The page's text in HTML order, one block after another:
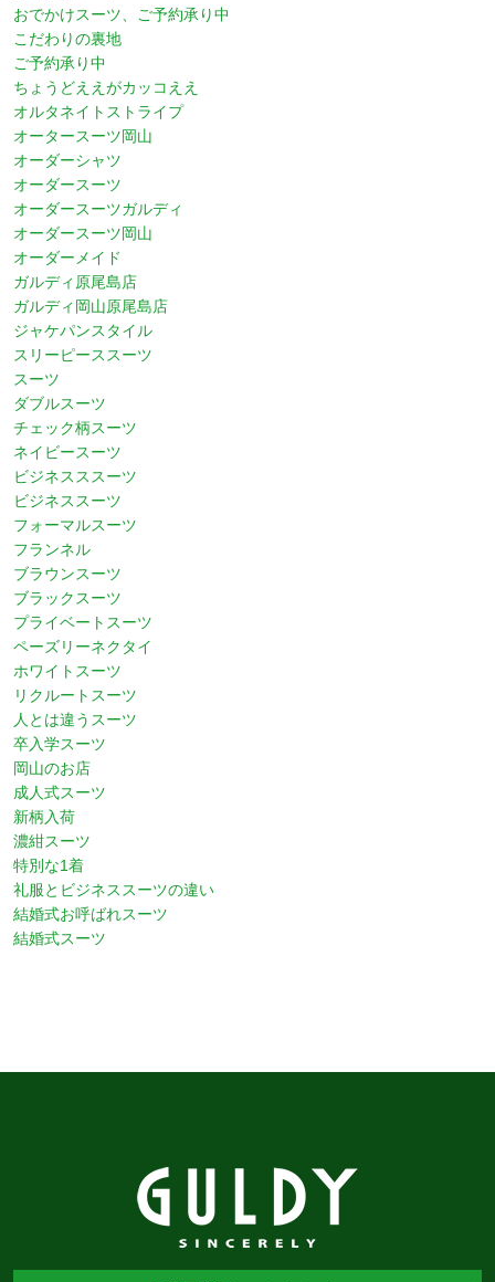
おでかけスーツ、ご予約承り中
こだわりの裏地
ご予約承り中
ちょうどええがカッコええ
オルタネイトストライプ
オータースーツ岡山
オーダーシャツ
オーダースーツ
オーダースーツガルディ
オーダースーツ岡山
オーダーメイド
ガルディ原尾島店
ガルディ岡山原尾島店
ジャケパンスタイル
スリーピーススーツ
スーツ
ダブルスーツ
チェック柄スーツ
ネイビースーツ
ビジネスススーツ
ビジネススーツ
フォーマルスーツ
フランネル
ブラウンスーツ
ブラックスーツ
プライベートスーツ
ペーズリーネクタイ
ホワイトスーツ
リクルートスーツ
人とは違うスーツ
卒入学スーツ
岡山のお店
成人式スーツ
新柄入荷
濃紺スーツ
特別な1着
礼服とビジネススーツの違い
結婚式お呼ばれスーツ
結婚式スーツ